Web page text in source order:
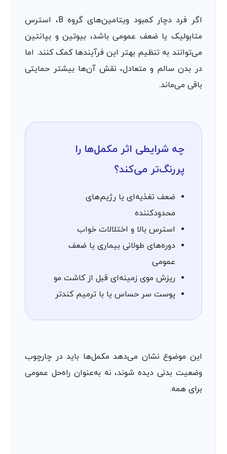
اگر فرد دچار کمبود ویتامین‌های گروه B، استرس
متابولیک یا ضعف عمومی باشد، بیوتین و بپانتین
می‌توانند به تنظیم بهتر این فرآیندها کمک کنند. اما
در بدن سالم و متعادل، نقش آن‌ها بیشتر حمایتی
باقی می‌ماند.
چه شرایطی اثر مکمل‌ها را
پررنگ‌تر می‌کند؟
ضعف تغذیه‌ای یا رژیم‌های
محدودکننده
استرس بالا و اختلالات خواب
دوره‌های طولانی بیماری یا ضعف
عمومی
ریزش موی زمینه‌ای قبل از کاشت مو
پوست سر حساس یا با ترمیم کندتر
این موضوع نشان می‌دهد مکمل‌ها باید در چارچوب
وضعیت بدنی دیده شوند، نه به‌عنوان راه‌حل عمومی
برای همه.